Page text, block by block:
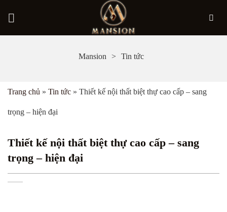
Mansion Tin tức
Trang chủ » Tin tức » Thiết kế nội thất biệt thự cao cấp – sang
trọng – hiện đại
Thiết kế nội thất biệt thự cao cấp – sang
trọng – hiện đại